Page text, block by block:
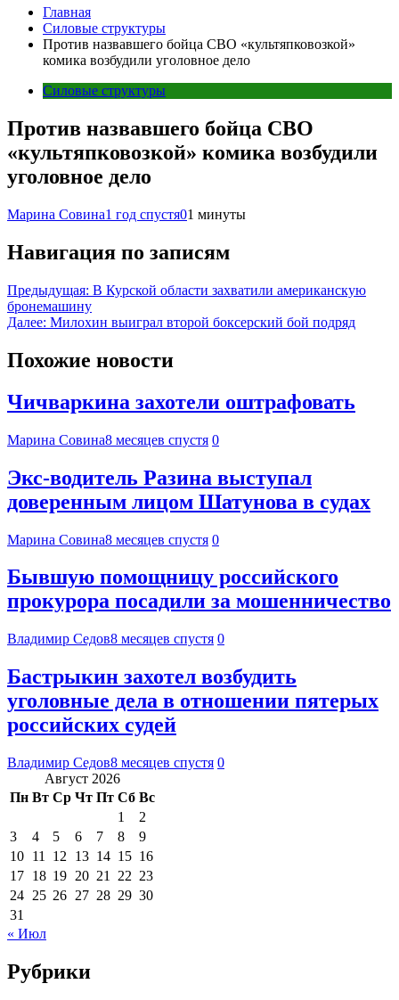
Главная
Силовые структуры
Против назвавшего бойца СВО «культяпковозкой»
комика возбудили уголовное дело
Силовые структуры
Против назвавшего бойца СВО
«культяпковозкой» комика возбудили
уголовное дело
Марина Совина1 год спустя01 минуты
Навигация по записям
Предыдущая: В Курской области захватили американскую
бронемашину
Далее: Милохин выиграл второй боксерский бой подряд
Похожие новости
Чичваркина захотели оштрафовать
Марина Совина8 месяцев спустя 0
Экс-водитель Разина выступал
доверенным лицом Шатунова в судах
Марина Совина8 месяцев спустя 0
Бывшую помощницу российского
прокурора посадили за мошенничество
Владимир Седов8 месяцев спустя 0
Бастрыкин захотел возбудить
уголовные дела в отношении пятерых
российских судей
Владимир Седов8 месяцев спустя 0
Август 2026
Пн Вт Ср Чт Пт Сб Вс
1
2
3
4 5 6 7 8
9
10 11 12 13 14 15 16
17 18 19 20 21 22 23
24 25 26 27 28 29 30
31
« Июл
Рубрики